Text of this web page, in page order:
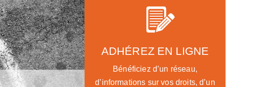
ADHÉREZ EN LIGNE
Bénéficiez d’un réseau,
d’informations sur vos droits, d’un